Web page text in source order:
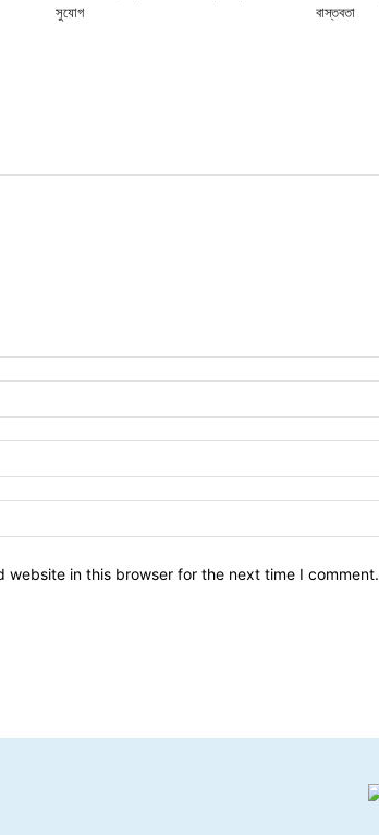
সুযোগ
বাস্তবতা
website in this browser for the next time I comment.